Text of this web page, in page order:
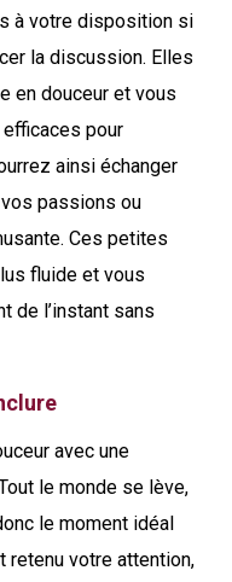
à votre disposition si
la discussion. Elles
en douceur et vous
pour
ainsi échanger
passions ou
Ces petites
fluide et vous
de l’instant sans
avec une
le monde se lève,
le moment idéal
retenu votre attention,